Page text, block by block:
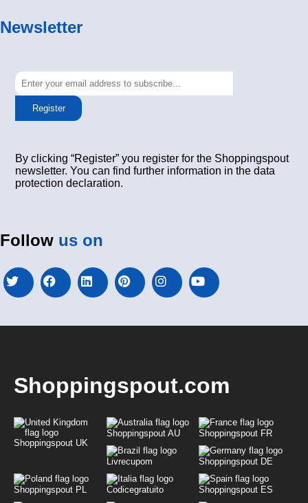
Newsletter
Register
By clicking “Register” you register for the Shoppingspout
newsletter. You can find further information in the data
protection declaration.
Follow us on
Shoppingspout.com
Shoppingspout UK
Shoppingspout AU Shoppingspout FR
Livrecupom Shoppingspout DE
Shoppingspout PL Codicegratuito Shoppingspout ES